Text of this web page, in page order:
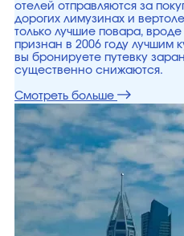
отелей отправляются за
дорогих лимузинах и
только лучшие повара,
признан в 2006 году лучшим
вы бронируете путевку
существенно снижаются.
Смотреть больше